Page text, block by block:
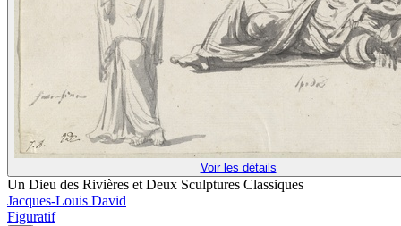
Voir les détails
Un Dieu des Rivières et Deux Sculptures Classiques
Jacques-Louis David
Figuratif